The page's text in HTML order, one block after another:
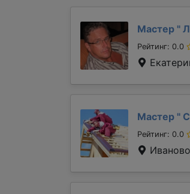
Мастер "
Рейтинг: 0.0
Мастер "
Рейтинг: 0.0
Иваново